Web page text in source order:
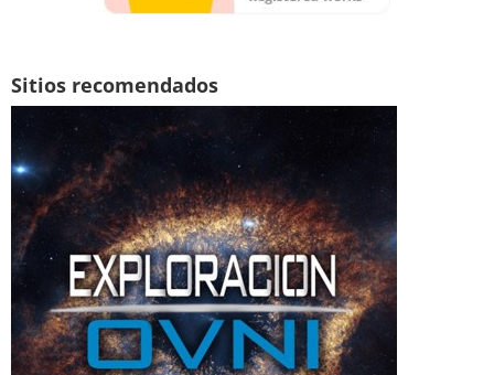
Sitios recomendados